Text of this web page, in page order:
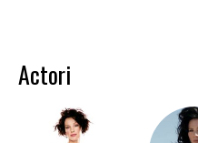
Actori